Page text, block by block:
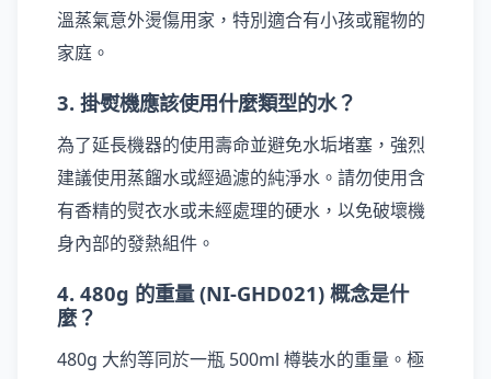
溫蒸氣意外燙傷用家，特別適合有小孩或寵物的
家庭。
3. 掛熨機應該使用什麼類型的水？
為了延長機器的使用壽命並避免水垢堵塞，強烈
建議使用蒸餾水或經過濾的純淨水。請勿使用含
有香精的熨衣水或未經處理的硬水，以免破壞機
身內部的發熱組件。
4. 480g 的重量 (NI-GHD021) 概念是什
麼？
480g 大約等同於一瓶 500ml 樽裝水的重量。極